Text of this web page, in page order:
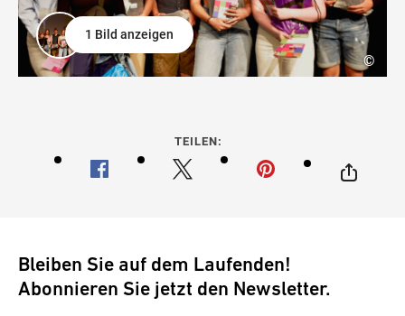
©
1 Bild anzeigen
TEILEN:
Bleiben Sie auf dem Laufenden!
Abonnieren Sie jetzt den Newsletter.